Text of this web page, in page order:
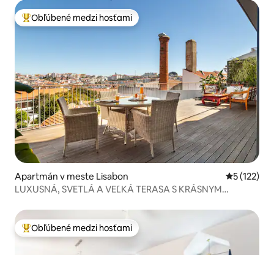
Najobľúbenejšie medzi hosťami
Obľúbené medzi hosťami
Apartmán v meste Lisabon Priemerné
5 (122)
LUXUSNÁ, SVETLÁ A VEĽKÁ TERASA S KRÁSNYM
Najobľúbenejšie medzi hosťami
Obľúbené medzi hosťami